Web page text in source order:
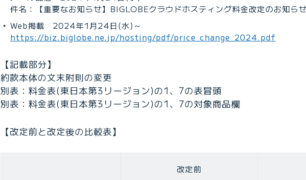
件名：【重要なお知らせ】BIGLOBEクラウドホスティング料金改定のお知
Web掲載 2024年1月24日(水)～
https://biz.biglobe.ne.jp/hosting/pdf/price_change_2024.pdf
【記載部分】
約款本体の文末附則の変更
別表：料金表(東日本第3リージョン)の1、7の表冒頭
別表：料金表(東日本第3リージョン)の1、7の対象商品欄
【改定前と改定後の比較表】
改定前